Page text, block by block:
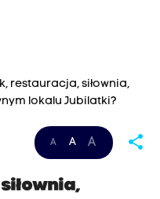
restauracja, siłownia,
lokalu Jubilatki?
A A A share